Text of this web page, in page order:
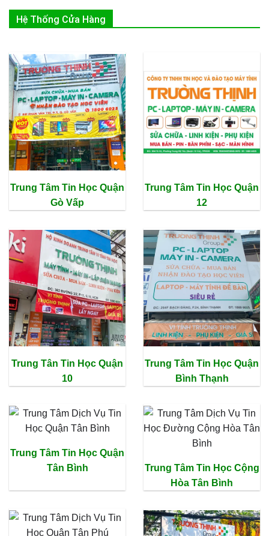
Hệ Thống Cửa Hàng
Trung Tâm Tin Học Quận
Gò Vấp
Trung Tâm Tin Học Quận
12
Trung Tân Tin Học Quận
10
Trung Tâm Tin Học Quận
Bình Thạnh
Trung Tâm Tin Học Quận
Tân Bình
Trung Tâm Tin Học Cộng
Hòa Tân Bình